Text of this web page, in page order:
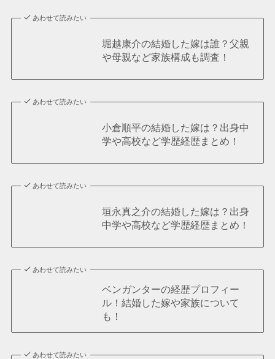
あわせて読みたい
堀越康介の結婚した嫁は誰？父親
や母親など家族構成も調査！
あわせて読みたい
小倉順平の結婚した嫁は？出身中
学や高校など学歴経歴まとめ！
あわせて読みたい
垣永真之介の結婚した嫁は？出身
中学や高校など学歴経歴まとめ！
あわせて読みたい
ベンガンターの経歴プロフィー
ル！結婚した嫁や家族について
も！
あわせて読みたい